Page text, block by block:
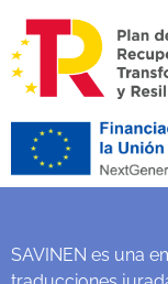
SAVINEN es una